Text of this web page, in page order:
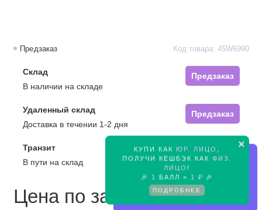
×
КУПИ КАК ЮР. ЛИЦО
ПОЛУЧИ КЕШБЭК КАК ФИЗ.
ЛИЦО !
🎉 1 БАЛЛ = 1 ₽ 🎉
ПОДРОБНЕЕ
Предзаказ Код товара: 45W6990
Склад
Предзаказ
В наличии на складе
Удаленный склад
Предзаказ
Доставка в течении 1-2 дня
Транзит
Предзаказ
В пути на склад
Цена по запросу